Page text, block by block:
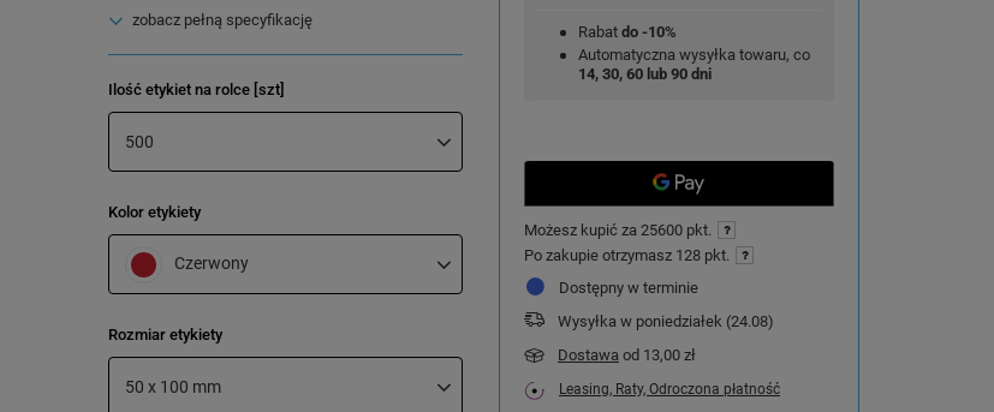
Rabat do -10%
Automatyczna wysyłka towaru, co
14, 30, 60 lub 90 dni
Możesz kupić za 25600 pkt.
Po zakupie otrzymasz 128 pkt.
Dostępny w terminie
Wysyłka w poniedziałek (24.08)
Dostawa od 13,00 zł
Leasing, Raty, Odroczona płatność
zobacz pełną specyfikację
Ilość etykiet na rolce [szt]
500
Kolor etykiety
Czerwony
Rozmiar etykiety
50 x 100 mm